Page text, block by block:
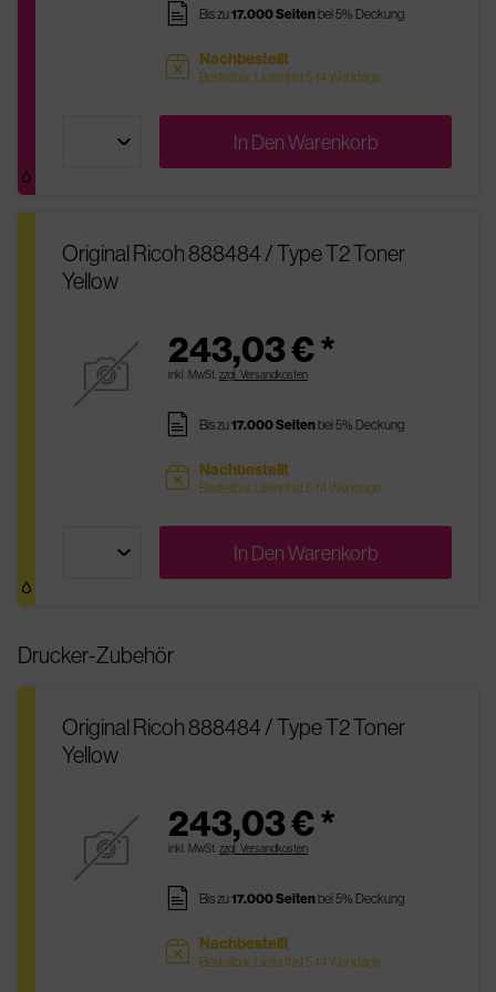
pages Bis zu17.000 Seitenbei 5% Deckung
sold Nachbestellt
Bestellbar, Lieferfrist 5-14 Werktage
In DenWarenkorb
Original Ricoh 888484 / Type T2 Toner
Yellow
243,03 € *
inkl. MwSt. zzgl. Versandkosten
pages Bis zu17.000 Seitenbei 5% Deckung
sold Nachbestellt
Bestellbar, Lieferfrist 5-14 Werktage
In DenWarenkorb
Drucker-Zubehör
Original Ricoh 888484 / Type T2 Toner
Yellow
243,03 € *
inkl. MwSt. zzgl. Versandkosten
pages Bis zu17.000 Seitenbei 5% Deckung
sold Nachbestellt
Bestellbar, Lieferfrist 5-14 Werktage